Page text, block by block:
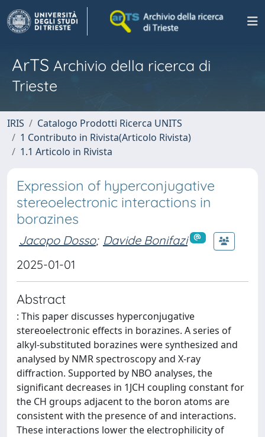
ArTS Archivio della ricerca di
Trieste
IRIS
Catalogo Prodotti Ricerca UNITS
1 Contributo in Rivista(Articolo Rivista)
1.1 Articolo in Rivista
Expression of hyperconjugative
stereoelectronic interactions in
borazines
Jacopo Dosso; Davide Bonifazi
2025-01-01
Abstract
: This paper discusses hyperconjugative
stereoelectronic effects in borazines. A series of
alkyl-substituted borazines were synthesized and
analysed by NMR spectroscopy and X-ray
diffraction. Supported by NBO analyses, the
significant decreases in 1JCH coupling constant for
the CH groups adjacent to the boron atoms are
consistent with the presence of and interactions.
These interactions lower the electrophilicity of